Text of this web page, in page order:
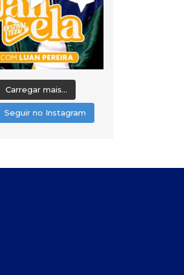
Carregar mais...
Seguir no Instagram